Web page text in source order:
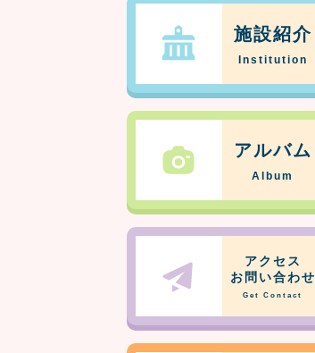
施設紹介
Institution
アルバム
Album
アクセス
お問い合わせ
Get Contact